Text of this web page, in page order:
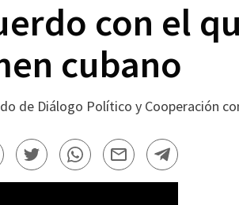
con el
cubano
de Diálogo Político y Cooperación